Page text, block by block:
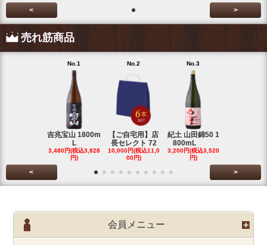
< >
売れ筋商品
No.1
吉兆宝山 1800m
L
3,480円(税込3,828
円)
No.2
【ご自宅用】店
長セレクト 72
10,000円(税込11,0
00円)
No.3
紀土 山田錦50 1
800mL
3,200円(税込3,520
円)
< >
会員メニュー